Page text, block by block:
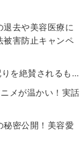
退去や美容医療に
被害防止キャンペ
を絶賛されるも…
メが温かい！実話
密公開！美容愛